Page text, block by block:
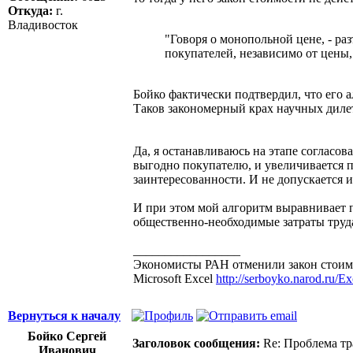
Откуда: г.
Владивосток
"Говоря о монопольной цене, -
покупателей, независимо от
Бойко фактически подтвердил, что
Таков закономерный крах научных
Да, я останавливаюсь на этапе
выгодно покупателю, и увеличивается
заинтересованности. И не допускается
И при этом мой алгоритм выравнивает
общественно-необходимые затраты
Экономисты РАН отменили закон
Microsoft Excel http://serboyko.narod.ru/
Вернуться к началу
Бойко Сергей
Иванович
Заголовок сообщения: Re: Проблема